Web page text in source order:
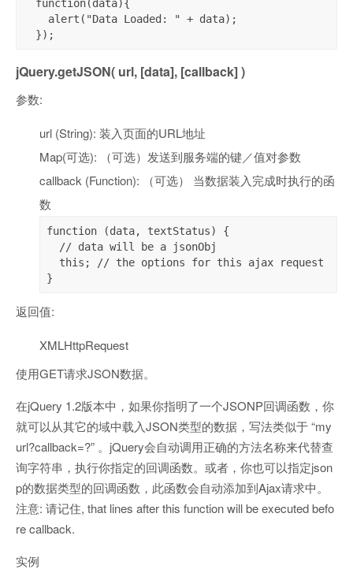
  });
jQuery.getJSON( url, [data], [callback] )
参数:
url (String): 装入页面的URL地址
Map(可选): （可选）发送到服务端的键／值对参数
callback (Function): （可选） 当数据装入完成时执行的函
数
function (data, textStatus) {
}
返回值:
XMLHttpRequest
使用GET请求JSON数据。
在jQuery 1.2版本中，如果你指明了一个JSONP回调函数，你
就可以从其它的域中载入JSON类型的数据，写法类似于 “my
url?callback=?” 。jQuery会自动调用正确的方法名称来代替查
询字符串，执行你指定的回调函数。或者，你也可以指定json
p的数据类型的回调函数，此函数会自动添加到Ajax请求中。
注意: 请记住, that lines after this function will be executed befo
re callback.
实例